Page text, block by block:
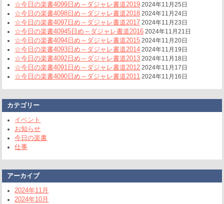
☆今日の楽書4099日め～ダジャレ書道2019 2024年11月25日
☆今日の楽書4098日め～ダジャレ書道2018 2024年11月24日
☆今日の楽書4097日め～ダジャレ書道2017 2024年11月23日
☆今日の楽書40945日め～ダジャレ書道2016 2024年11月21日
☆今日の楽書4094日め～ダジャレ書道2015 2024年11月20日
☆今日の楽書4093日め～ダジャレ書道2014 2024年11月19日
☆今日の楽書4092日め～ダジャレ書道2013 2024年11月18日
☆今日の楽書4091日め～ダジャレ書道2012 2024年11月17日
☆今日の楽書4090日め～ダジャレ書道2011 2024年11月16日
カテゴリー
イベント
お知らせ
今日の楽書
仕事
アーカイブ
2024年11月
2024年10月